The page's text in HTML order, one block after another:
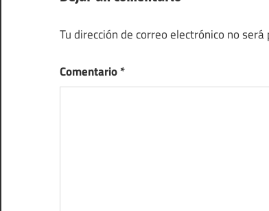
Tu dirección de correo electrónico no será
Comentario*